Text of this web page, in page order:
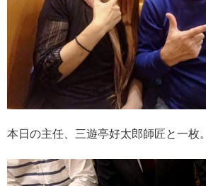
本日の主任、三遊亭好太郎師匠と一枚。